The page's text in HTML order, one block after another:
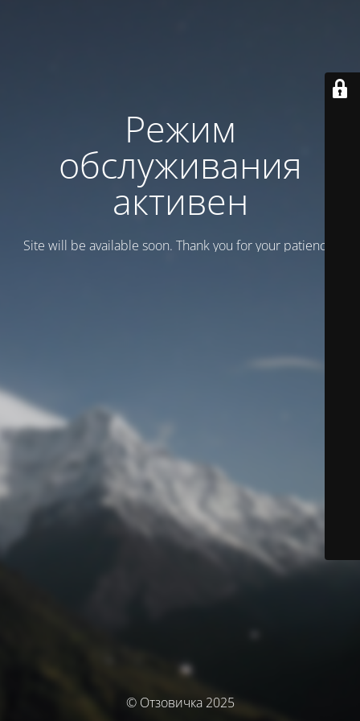
Режим
обслуживания
активен
Site will be available soon. Thank you for your patience!
© Отзовичка 2025